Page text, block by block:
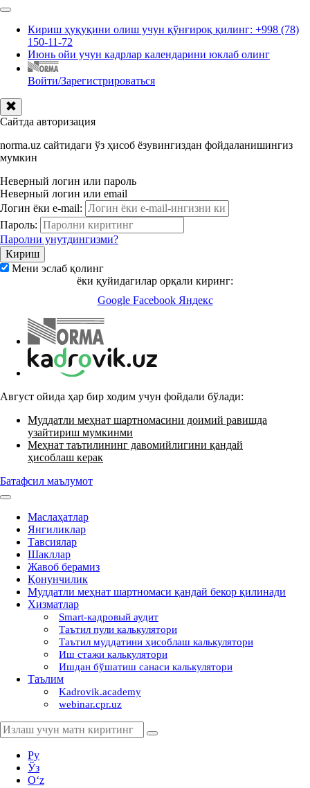
Кириш ҳуқуқини олиш учун қўнғироқ қилинг: +998 (78)
150-11-72
Июнь ойи учун кадрлар календарини юклаб олинг
Войти/Зарегистрироваться
Сайтда авторизация
norma.uz сайтидаги ўз ҳисоб ёзувингиздан фойдаланишингиз
мумкин
Неверный логин или пароль
Неверный логин или email
Логин ёки e-mail:
Пароль:
Паролни унутдингизми?
Мени эслаб қолинг
ёки қуйидагилар орқали киринг:
Google Facebook Яндекс
Август ойида ҳар бир ходим учун фойдали бўлади:
Муддатли меҳнат шартномасини доимий равишда
узайтириш мумкинми
Меҳнат таътилининг давомийлигини қандай
ҳисоблаш керак
Батафсил маълумот
Маслаҳатлар
Янгиликлар
Тавсиялар
Шакллар
Жавоб берамиз
Қонунчилик
Муддатли меҳнат шартномаси қандай бекор қилинади
Хизматлар
Smart-кадровый аудит
Таътил пули калькулятори
Таътил муддатини ҳисоблаш калькулятори
Иш стажи калькулятори
Ишдан бўшатиш санаси калькулятори
Таълим
Kadrovik.academy
webinar.cpr.uz
Ру
Ўз
Oʻz